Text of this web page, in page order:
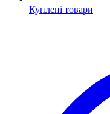
Куплені товари